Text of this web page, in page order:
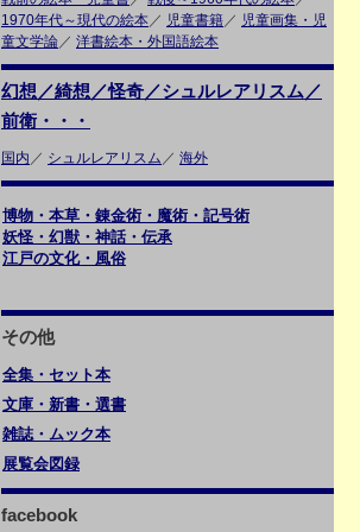
1970年代～現代の絵本／ 児童書籍／ 児童画集・児
童文学論／ 洋書絵本・外国語絵本
幻想／綺想／怪奇／シュルレアリスム／
前衛・・・
国内 ／ シュルレアリスム ／ 海外
博物・本草・錬金術・魔術・記号術
妖怪・幻獣・神話・伝承
江戸の文化・風俗
その他
全集・セット本
文庫・新書・選書
雑誌・ムック本
展覧会図録
facebook